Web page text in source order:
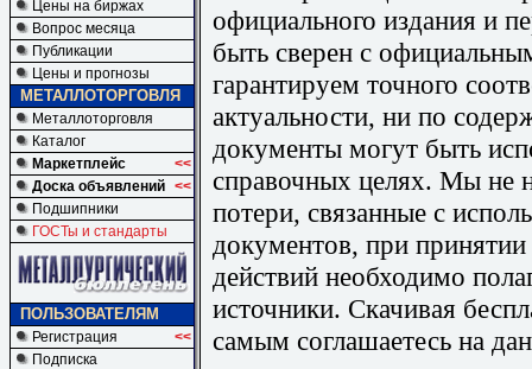
Цены на биржах
Вопрос месяца
Публикации
Цены и прогнозы
МЕТАЛЛОТОРГОВЛЯ
Металлоторговля
Каталог
Маркетплейс
<<
Доска объявлений <<
Подшипники
ГОСТы и стандарты
ПОЛЬЗОВАТЕЛЯМ
Регистрация
<<
Подписка
официального издания и
быть сверен с
гарантируем точного
актуальности, ни по
документы могут быть
справочных целях. Мы не
потери, связанные с
документов, при
действий необходимо
источники. Скачивая
самым соглашаетесь на